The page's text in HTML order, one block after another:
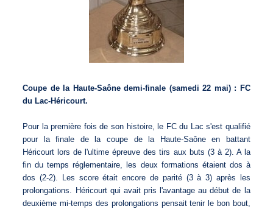
Coupe de la Haute-Saône demi-finale (samedi 22 mai) : FC
du Lac-Héricourt.
Pour la première fois de son histoire, le FC du Lac s'est qualifié
pour la finale de la coupe de la Haute-Saône en battant
Héricourt lors de l'ultime épreuve des tirs aux buts (3 à 2). A la
fin du temps réglementaire, les deux formations étaient dos à
dos (2-2). Les score était encore de parité (3 à 3) après les
prolongations. Héricourt qui avait pris l'avantage au début de la
deuxième mi-temps des prolongations pensait tenir le bon bout,